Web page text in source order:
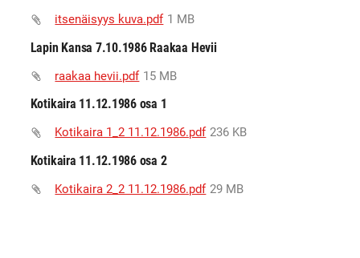
itsenäisyys kuva.pdf 1 MB
Lapin Kansa 7.10.1986 Raakaa Hevii
raakaa hevii.pdf 15 MB
Kotikaira 11.12.1986 osa 1
Kotikaira 1_2 11.12.1986.pdf 236 KB
Kotikaira 11.12.1986 osa 2
Kotikaira 2_2 11.12.1986.pdf 29 MB